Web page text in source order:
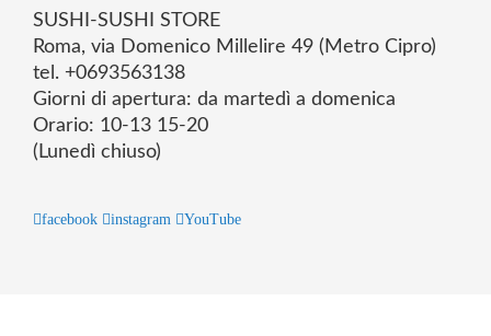
SUSHI-SUSHI STORE
Roma, via Domenico Millelire 49 (Metro Cipro)
tel. +0693563138
Giorni di apertura: da martedì a domenica
Orario: 10-13 15-20
(Lunedì chiuso)
facebook instagram YouTube